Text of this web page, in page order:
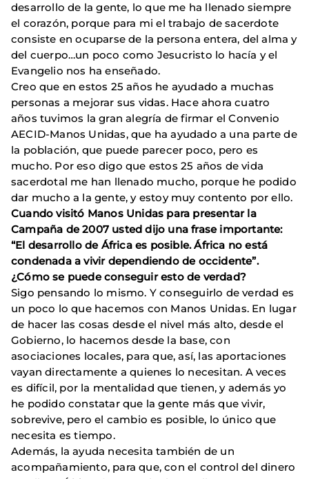
desarrollo de la gente, lo que me ha llenado siempre
el corazón, porque para mi el trabajo de sacerdote
consiste en ocuparse de la persona entera, del alma y
del cuerpo…un poco como Jesucristo lo hacía y el
Evangelio nos ha enseñado.
Creo que en estos 25 años he ayudado a muchas
personas a mejorar sus vidas. Hace ahora cuatro
años tuvimos la gran alegría de firmar el Convenio
AECID-Manos Unidas, que ha ayudado a una parte de
la población, que puede parecer poco, pero es
mucho. Por eso digo que estos 25 años de vida
sacerdotal me han llenado mucho, porque he podido
dar mucho a la gente, y estoy muy contento por ello.
Cuando visitó Manos Unidas para presentar la
Campaña de 2007 usted dijo una frase importante:
“El desarrollo de África es posible. África no está
condenada a vivir dependiendo de occidente”.
¿Cómo se puede conseguir esto de verdad?
Sigo pensando lo mismo. Y conseguirlo de verdad es
un poco lo que hacemos con Manos Unidas. En lugar
de hacer las cosas desde el nivel más alto, desde el
Gobierno, lo hacemos desde la base, con
asociaciones locales, para que, así, las aportaciones
vayan directamente a quienes lo necesitan. A veces
es difícil, por la mentalidad que tienen, y además yo
he podido constatar que la gente más que vivir,
sobrevive, pero el cambio es posible, lo único que
necesita es tiempo.
Además, la ayuda necesita también de un
acompañamiento, para que, con el control del dinero